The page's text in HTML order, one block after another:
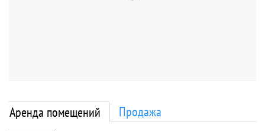
Аренда помещений Продажа